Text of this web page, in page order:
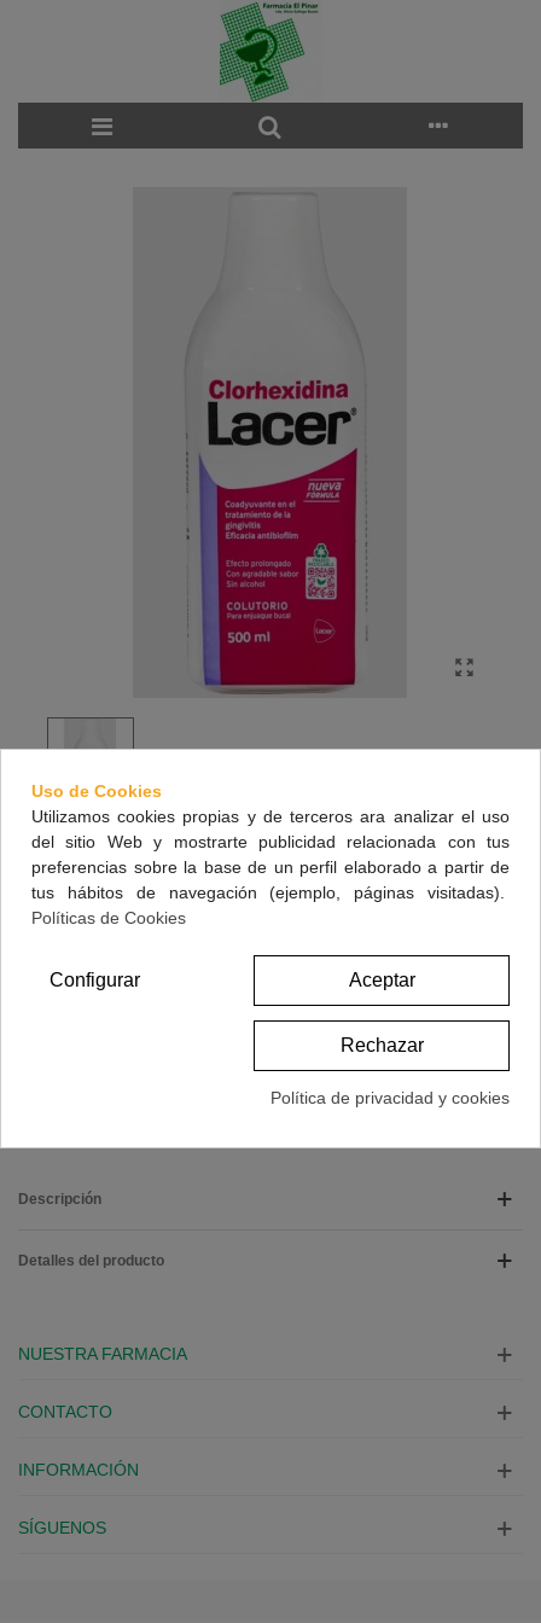
LACER COLUTORIO CLORHEXIDINA 500 ML
Coadyuvante en el tratamiento de la gingivitis y periodontitis.
Descripción
Detalles del producto
NUESTRA FARMACIA
CONTACTO
INFORMACIÓN
SÍGUENOS
Uso de Cookies
Utilizamos cookies propias y de terceros ara analizar el uso
del sitio Web y mostrarte publicidad relacionada con tus
preferencias sobre la base de un perfil elaborado a partir de
tus hábitos de navegación (ejemplo, páginas visitadas).
Políticas de Cookies
Aceptar
Rechazar
Configurar
Política de privacidad y cookies